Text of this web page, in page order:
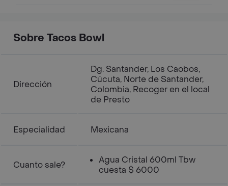
Sobre Tacos Bowl
Dirección
Dg. Santander, Los Caobos,
Cúcuta, Norte de Santander,
Colombia, Recoger en el local
de Presto
Especialidad Mexicana
Cuanto sale?
Agua Cristal 600ml Tbw
cuesta $ 6000